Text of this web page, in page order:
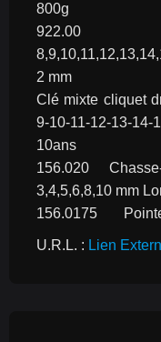
800g
922.00	Clé mixte,
2 mm
Clé mixte cliquet
9-10-11-12-13-
10ans
156.020	Chasse-goupille bruni octogonal,
3,4,5,6,8,10 mm
U.R.L. : Lien